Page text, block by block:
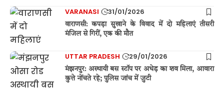
VARANASI 31/01/2026
वाराणसी: कपड़ा सुखाने के विवाद में दो महिलाएं तीसरी
मंजिल से गिरीं, एक की मौत
UTTAR PRADESH 29/01/2026
मंझनपुर: अस्थायी बस स्टॉप पर अधेड़ का शव मिला, आवारा
कुत्ते नोंचते रहे; पुलिस जांच में जुटी